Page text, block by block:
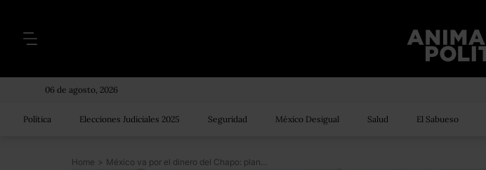
06 de agosto, 2026
Política Elecciones Judiciales 2025 Seguridad México Desigual Salud El Sabueso
Home > México va por el dinero del Chapo: planean comisión con EU para incautar los activos del capo